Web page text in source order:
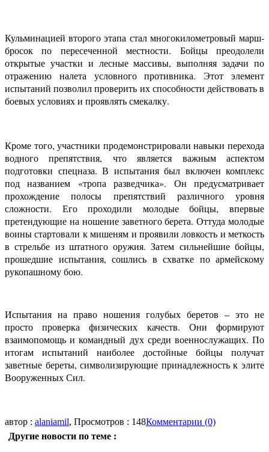
Кульминацией второго этапа стал многокилометровый марш-
бросок по пересеченной местности. Бойцы преодолели
открытые участки и лесные массивы, выполняя задачи по
отражению налета условного противника. Этот элемент
испытаний позволил проверить их способности действовать в
боевых условиях и проявлять смекалку.
Кроме того, участники продемонстрировали навыки перехода
водного препятствия, что является важным аспектом
подготовки спецназа. В испытания был включен комплекс
под названием «тропа разведчика». Он предусматривает
прохождение полосы препятствий различного уровня
сложности. Его проходили молодые бойцы, впервые
претендующие на ношение заветного берета. Оттуда молодые
воины стартовали к мишеням и проявили ловкость и меткость
в стрельбе из штатного оружия. Затем сильнейшие бойцы,
прошедшие испытания, сошлись в схватке по армейскому
рукопашному бою.
Испытания на право ношения голубых беретов – это не
просто проверка физических качеств. Они формируют
взаимопомощь и командный дух среди военнослужащих. По
итогам испытаний наиболее достойные бойцы получат
заветные береты, символизирующие принадлежность к элите
Вооруженных Сил.
автор : alaniamil, Просмотров : 148Комментарии (0)
Другие новости по теме :